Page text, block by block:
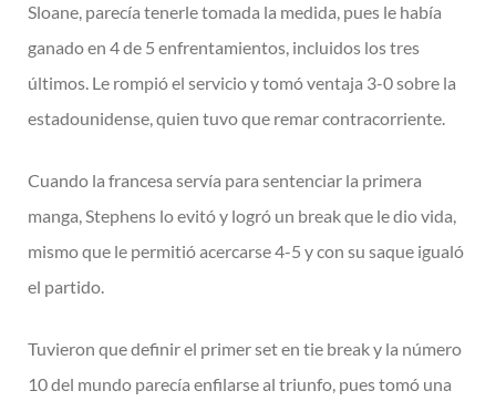
Sloane, parecía tenerle tomada la medida, pues le había
ganado en 4 de 5 enfrentamientos, incluidos los tres
últimos. Le rompió el servicio y tomó ventaja 3-0 sobre la
estadounidense, quien tuvo que remar contracorriente.
Cuando la francesa servía para sentenciar la primera
manga, Stephens lo evitó y logró un break que le dio vida,
mismo que le permitió acercarse 4-5 y con su saque igualó
el partido.
Tuvieron que definir el primer set en tie break y la número
10 del mundo parecía enfilarse al triunfo, pues tomó una